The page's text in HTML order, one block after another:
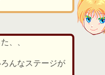
、、
んなステージが